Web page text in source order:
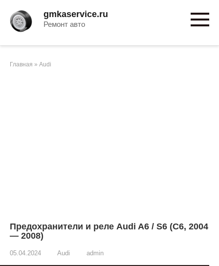
контенту
gmkaservice.ru
Ремонт авто
Главная » Audi
Предохранители и реле Audi A6 / S6 (C6, 2004
— 2008)
05.04.2024 Audi admin